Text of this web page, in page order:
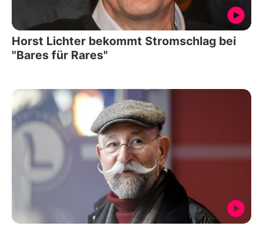
Horst Lichter bekommt Stromschlag bei
"Bares für Rares"